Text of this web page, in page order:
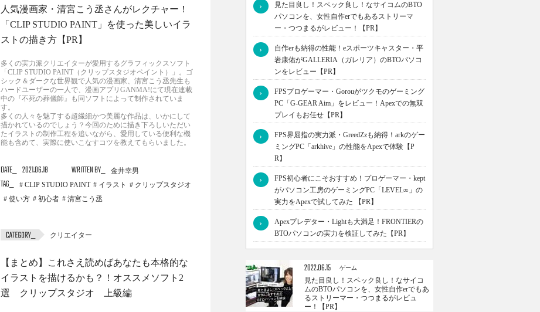
人気漫画家・清宮こう丞さんがレクチャー！
「CLIP STUDIO PAINT」を使った美しいイラ
ストの描き方【PR】
多くの実力派クリエイターが愛用するグラフィックスソフト
「CLIP STUDIO PAINT（クリップスタジオペイント）」。ゴ
シック＆ダークな世界観で人気の漫画家、清宮こう丞先生も
ハードユーザーの一人で、漫画アプリGANMA!にて現在連載
中の『不死の葬儀師』も同ソフトによって制作されていま
す。
多くの人々を魅了する超繊細かつ美麗な作品は、いかにして
描かれているのでしょう？今回のために描き下ろしいただい
たイラストの制作工程を追いながら、愛用している便利な機
能も含めて、実際に使いこなすコツを教えてもらいました。
DATE 2021.06.18 WRITTEN BY 金井幸男
TAG CLIP STUDIO PAINT イラスト
クリップスタジオ
使い方
初心者 清宮こう丞
クリエイター
【まとめ】これさえ読めばあなたも本格的な
イラストを描けるかも？！オススメソフト2
選 クリップスタジオ 上級編
›
見た目良し！スペック良し！なサイコムのBTO
パソコンを、女性自作erでもあるストリーマ
ー・つつまるがレビュー！【PR】
›
自作erも納得の性能！eスポーツキャスター・平
岩康佑がGALLERIA（ガレリア）のBTOパソコ
ンをレビュー【PR】
›
FPSプロゲーマー・Gorouがツクモのゲーミング
PC「G-GEAR Aim」をレビュー！Apexでの無双
プレイもお任せ【PR】
›
FPS界屈指の実力派・GreedZzも納得！arkのゲー
ミングPC「arkhive」の性能をApexで体験【P
R】
›
FPS初心者にこそおすすめ！プロゲーマー・kept
がパソコン工房のゲーミングPC「LEVEL∞」の
実力をApexで試してみた 【PR】
›
Apexプレデター・Lightも大満足！FRONTIERの
BTOパソコンの実力を検証してみた【PR】
2022.06.15 ゲーム
見た目良し！スペック良し！なサイコ
ムのBTOパソコンを、女性自作erでもあ
るストリーマー・つつまるがレビュ
ー！【PR】